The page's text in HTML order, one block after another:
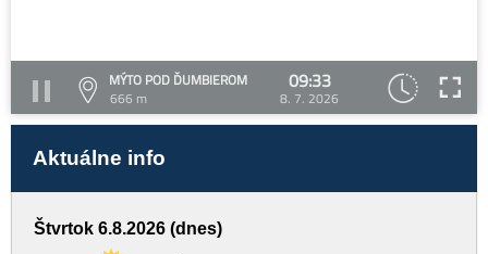
MÝTO POD ĎUMBIEROM
666 m
09:33
8. 7. 2026
Aktuálne info
Štvrtok 6.8.2026 (dnes)